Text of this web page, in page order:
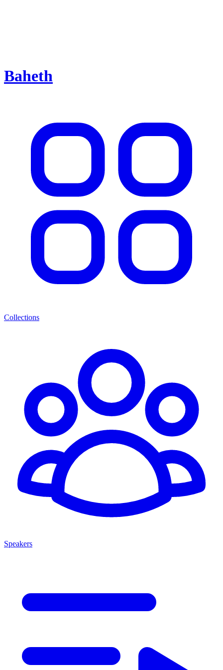
Baheth
Collections
Speakers